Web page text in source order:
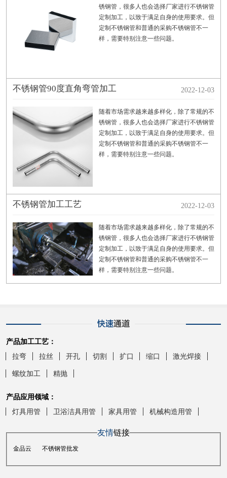
锈钢管，很多人也会选择厂家进行不锈钢管
定制加工，以致于满足自身的使用要求。但
定制不锈钢管和普通的采购不锈钢管不一
样，需要特别注意一些问题。
不锈钢管90度直角弯管加工 2022-12-03
随着市场需求越来越多样化，除了常规的不
锈钢管，很多人也会选择厂家进行不锈钢管
定制加工，以致于满足自身的使用要求。但
定制不锈钢管和普通的采购不锈钢管不一
样，需要特别注意一些问题。
不锈钢管加工工艺 2022-12-03
随着市场需求越来越多样化，除了常规的不
锈钢管，很多人也会选择厂家进行不锈钢管
定制加工，以致于满足自身的使用要求。但
定制不锈钢管和普通的采购不锈钢管不一
样，需要特别注意一些问题。
产品加工工艺：
拉弯
拉丝 开孔 切割 扩口 缩口 激光焊接
螺纹加工 精抛
产品应用领域：
灯具用管
卫浴洁具用管 家具用管 机械构造用管
友情链接
金品云 不锈钢管批发